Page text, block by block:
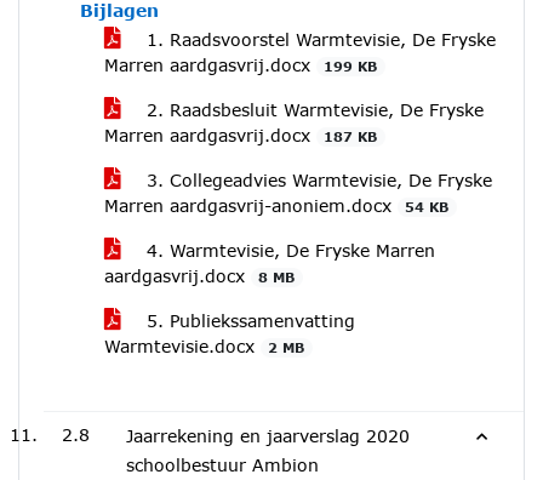
Bijlagen
1. Raadsvoorstel Warmtevisie, De Fryske
Marren aardgasvrij.docx
199 KB
2. Raadsbesluit Warmtevisie, De Fryske
Marren aardgasvrij.docx
187 KB
3. Collegeadvies Warmtevisie, De Fryske
Marren aardgasvrij-anoniem.docx
54 KB
4. Warmtevisie, De Fryske Marren
aardgasvrij.docx
8 MB
5. Publiekssamenvatting
Warmtevisie.docx
2 MB
2.8
Jaarrekening en jaarverslag 2020
schoolbestuur Ambion